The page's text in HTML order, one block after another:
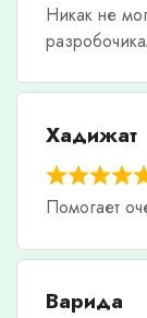
Никак не
Хадижат
Помогает
Варида